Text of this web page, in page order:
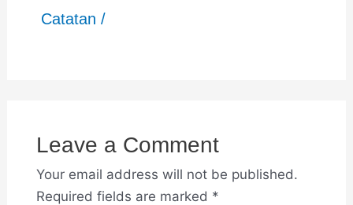
Catatan /
Leave a Comment
Your email address will not be published.
Required fields are marked *